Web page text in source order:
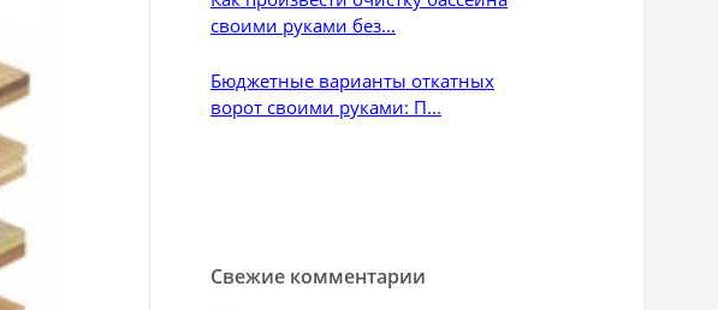
своими руками без...
Бюджетные варианты откатных
ворот своими руками: П...
Свежие комментарии